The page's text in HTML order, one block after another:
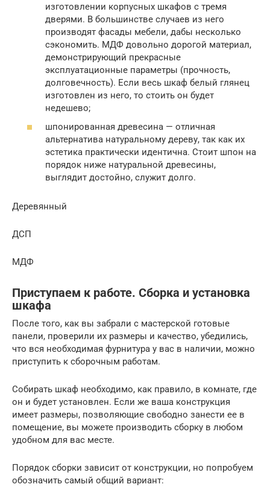
изготовлении корпусных шкафов с тремя
дверями. В большинстве случаев из него
производят фасады мебели, дабы несколько
сэкономить. МДФ довольно дорогой материал,
демонстрирующий прекрасные
эксплуатационные параметры (прочность,
долговечность). Если весь шкаф белый глянец
изготовлен из него, то стоить он будет
недешево;
шпонированная древесина — отличная
альтернатива натуральному дереву, так как их
эстетика практически идентична. Стоит шпон на
порядок ниже натуральной древесины,
выглядит достойно, служит долго.
Деревянный
ДСП
МДФ
Приступаем к работе. Сборка и установка
шкафа
После того, как вы забрали с мастерской готовые
панели, проверили их размеры и качество, убедились,
что вся необходимая фурнитура у вас в наличии, можно
приступить к сборочным работам.
Собирать шкаф необходимо, как правило, в комнате, где
он и будет установлен. Если же ваша конструкция
имеет размеры, позволяющие свободно занести ее в
помещение, вы можете производить сборку в любом
удобном для вас месте.
Порядок сборки зависит от конструкции, но попробуем
обозначить самый общий вариант: